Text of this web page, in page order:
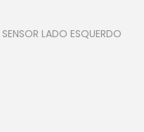
LADO ESQUERDO